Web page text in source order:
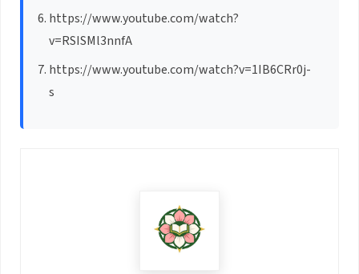
https://www.youtube.com/watch?
v=RSISMl3nnfA
https://www.youtube.com/watch?v=1IB6CRr0j-
s